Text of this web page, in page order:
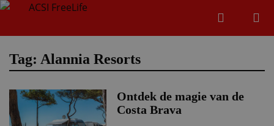
Zoeken
Tag: Alannia Resorts
Ontdek de magie van de
Costa Brava